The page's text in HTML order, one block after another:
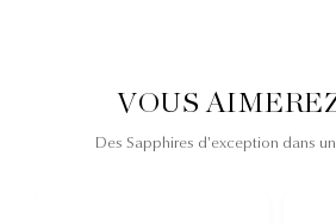
VOUS
Des Sapphires d'exception dans